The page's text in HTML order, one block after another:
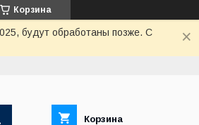
Корзина
будут обработаны позже. С
Корзина